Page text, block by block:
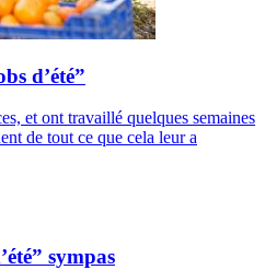
d’été”
et ont travaillé quelques semaines
de tout ce que cela leur a
sympas